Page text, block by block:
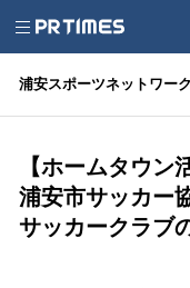
浦安スポーツネットワー
【ホームタウン
浦安市サッカー
サッカークラブ